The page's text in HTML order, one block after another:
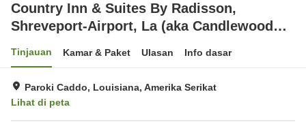
Country Inn & Suites By Radisson,
Shreveport-Airport, La (aka Candlewood
Tinjauan Kamar & Paket Ulasan Info dasar
Paroki Caddo, Louisiana, Amerika Serikat
Lihat di peta